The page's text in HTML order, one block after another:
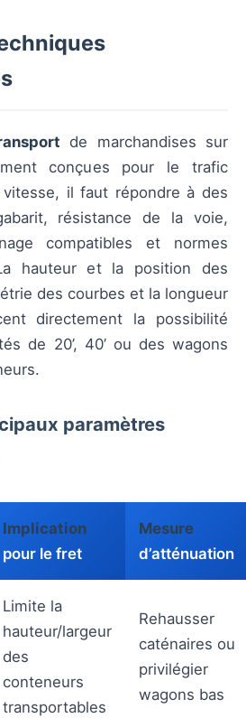
de marchandises sur
conçues pour le trafic
vitesse, il faut répondre à des
résistance de la voie,
compatibles et normes
hauteur et la position des
des courbes et la longueur
directement la possibilité
de 20’, 40’ ou des wagons
paramètres
Implication
pour le fret
Mesure
d’atténuation
Limite la
hauteur/largeur
des
conteneurs
transportables
Rehausser
caténaires ou
privilégier
wagons bas